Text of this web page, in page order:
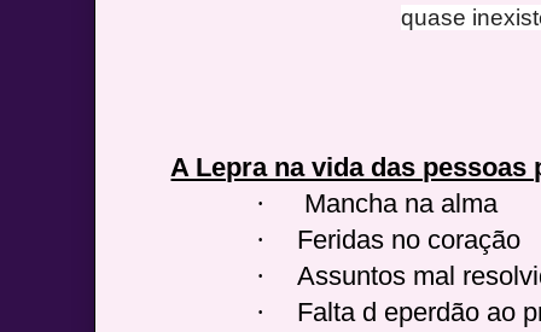
quase
A Lepra na vida das pessoas
·
Mancha na alma
·
Feridas no coração
·
Assuntos mal
·
Falta d eperdão ao